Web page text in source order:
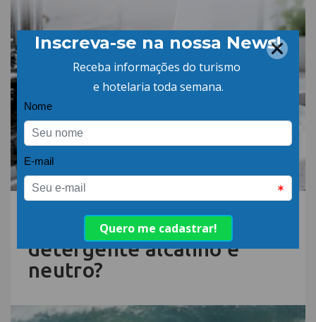
06.AGO.26 | POR: ABIH-SC
Qual a diferença entre
detergente alcalino e
neutro?